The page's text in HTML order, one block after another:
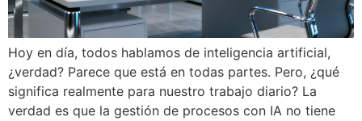
Hoy en día, todos hablamos de inteligencia artificial,
¿verdad? Parece que está en todas partes. Pero, ¿qué
significa realmente para nuestro trabajo diario? La
verdad es que la gestión de procesos con IA no tiene